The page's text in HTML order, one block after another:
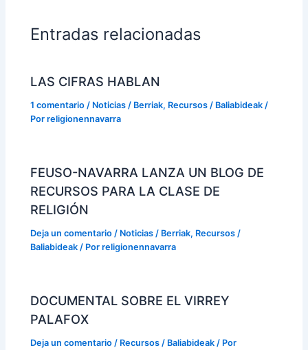
Entradas relacionadas
LAS CIFRAS HABLAN
1 comentario / Noticias / Berriak, Recursos / Baliabideak /
Porreligionennavarra
FEUSO-NAVARRA LANZA UN BLOG DE
RECURSOS PARA LA CLASE DE
RELIGIÓN
Deja un comentario / Noticias / Berriak, Recursos /
Baliabideak / Porreligionennavarra
DOCUMENTAL SOBRE EL VIRREY
PALAFOX
Deja un comentario / Recursos / Baliabideak / Por